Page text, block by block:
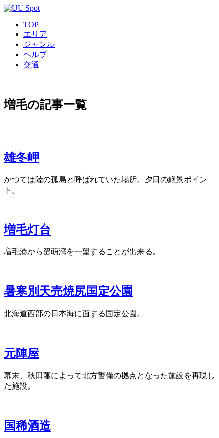
TOP
エリア
ジャンル
ヘルプ
交通
増毛の記事一覧
雄冬岬
かつては陸の孤島と呼ばれていた場所。夕日の絶景ポイン
ト。
増毛灯台
増毛港から留萌湾を一望することが出来る。
暑寒別天売焼尻国定公園
北海道西部の日本海に面する国定公園。
元陣屋
幕末、秋田藩によって北方警備の拠点となった施設を再現し
た施設。
国稀酒造